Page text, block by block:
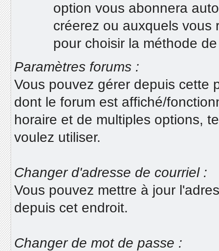
option vous abonnera
créerez ou auxquels vous
pour choisir la méthode
Paramètres forums :
Vous pouvez gérer depuis cette
dont le forum est affiché/
horaire et de multiples options,
voulez utiliser.
Changer d'adresse de courriel :
Vous pouvez mettre à jour
depuis cet endroit.
Changer de mot de passe :